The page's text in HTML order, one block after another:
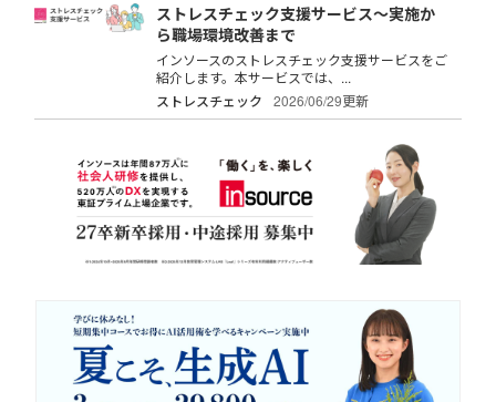
ストレスチェック支援サービス～実施か
ら職場環境改善まで
インソースのストレスチェック支援サービスをご
紹介します。本サービスでは、...
ストレスチェック
2026/06/29更新